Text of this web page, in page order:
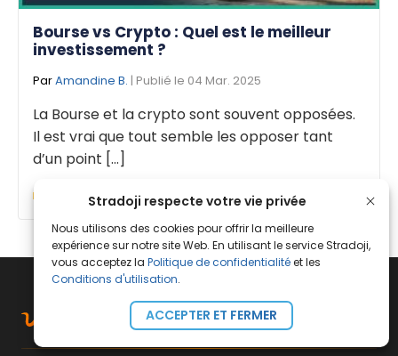
Stradoji respecte votre vie privée
Nous utilisons des cookies pour offrir la meilleure
expérience sur notre site Web. En utilisant le service Stradoji,
vous acceptez la Politique de confidentialitéet les
Conditions d'utilisation.
ACCEPTER ET FERMER
Bourse vs Crypto : Quel est le meilleur
investissement ?
ParAmandine B. | Publié le 04 Mar. 2025
La Bourse et la crypto sont souvent opposées.
Il est vrai que tout semble les opposer tant
d’un point [...]
Apprentissage